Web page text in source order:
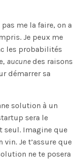
pas me la faire, on a
Je peux me
les probabilités
aucune des raisons
démarrer sa
solution à un
sera le
seul. Imagine que
Je t’assure que
ne te posera